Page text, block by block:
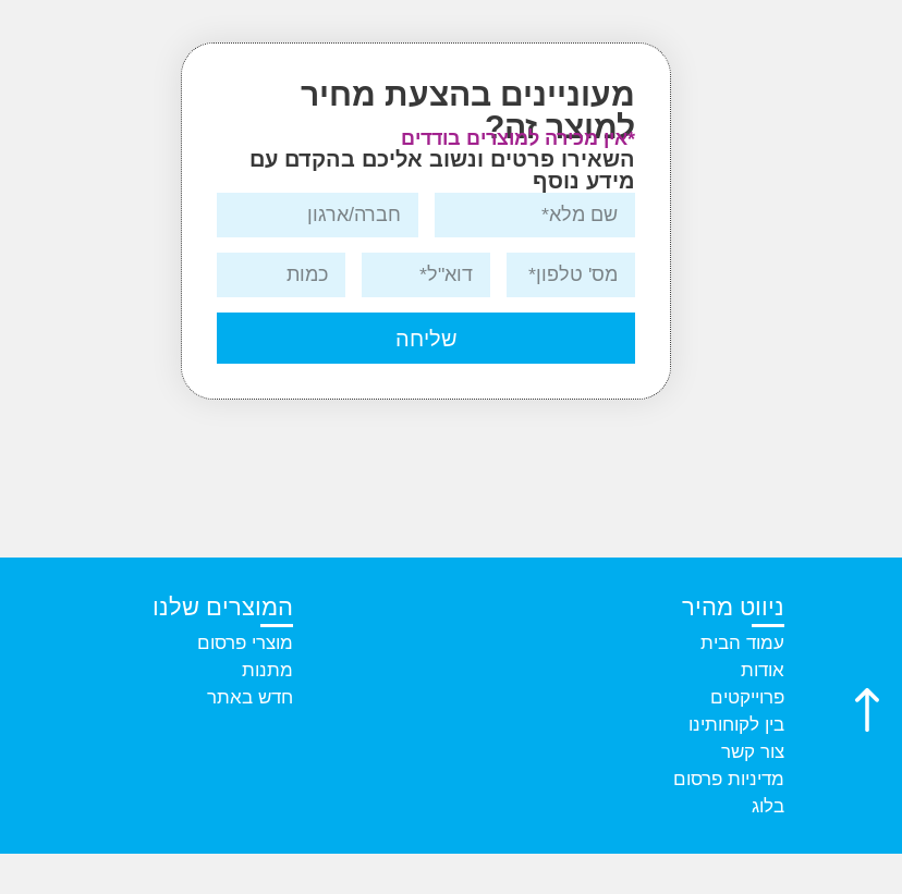
מעוניינים בהצעת מחיר
למוצר זה?
*אין מכירה למוצרים בודדים
השאירו פרטים ונשוב אליכם בהקדם עם
מידע נוסף
שליחה
ניווט מהיר
עמוד הבית
אודות
פרוייקטים
בין לקוחותינו
צור קשר
מדיניות פרסום
בלוג
המוצרים שלנו
מוצרי פרסום
מתנות
חדש באתר